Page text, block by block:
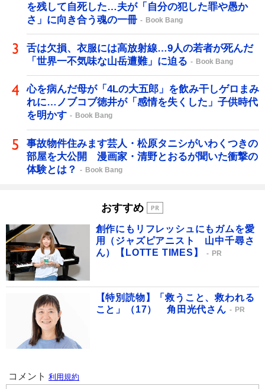
を残して自死した…夫が「自分の犯した罪や愚か
さ」に向き合う魂の一冊
Book Bang
舌は欠損、衣服には高放射線…9人の若者が死んだ
「世界一不気味な山岳遭難」に迫る
Book Bang
心を病んだ母が「4Lの大五郎」を飲み干しゲロまみ
れに…ノブコブ徳井が「感情を失くした」子供時代
を明かす
Book Bang
事故物件住みます芸人・松原タニシがいわくつきの
部屋を大公開 漫画家・清野とおるが聞いた衝撃の
体験とは？
Book Bang
おすすめ
創作にもリフレッシュにもガムを愛
用（ジャズピアニスト 山中千尋さ
ん）【LOTTE TIMES】
PR
【特別読物】「救うこと、救われる
こと」（17） 角田光代さん
PR